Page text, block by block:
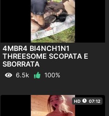
4MBR4 BI4NCH1N1
THREESOME SCOPATA E
SBORRATA
6.5k 100%
HD 07:12